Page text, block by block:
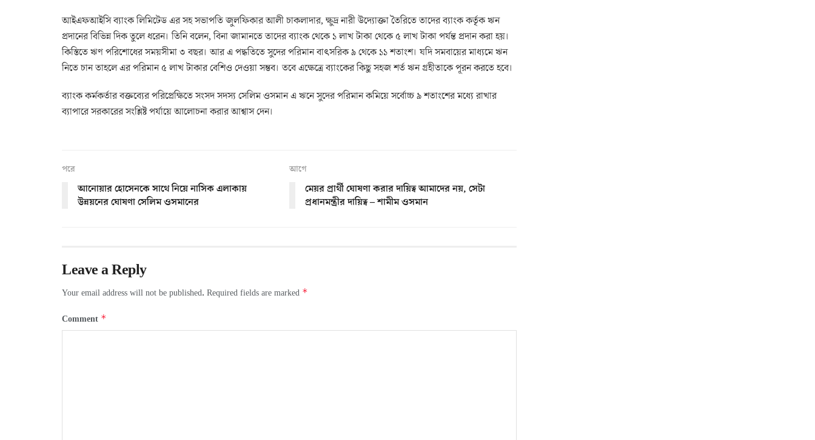
আইএফআইসি ব্যাংক লিমিটেড এর সহ সভাপতি জুলফিকার আলী চাকলাদার, ক্ষুদ্র নারী উদ্যোক্তা তৈরিতে তাদের ব্যাংক কর্তৃক ঋন
প্রদানের বিভিন্ন দিক তুলে ধরেন। তিনি বলেন, বিনা জামানতে তাদের ব্যাংক থেকে ১ লাখ টাকা থেকে ৫ লাখ টাকা পর্যন্ত প্রদান করা হয়।
কিস্তিতে ঋণ পরিশোধের সময়সীমা ৩ বছর। আর এ পদ্ধতিতে সুদের পরিমান বাৎসরিক ৯ থেকে ১১ শতাংশ। যদি সমবায়ের মাধ্যমে ঋন
নিতে চান তাহলে এর পরিমান ৫ লাখ টাকার বেশিও দেওয়া সম্ভব। তবে এক্ষেত্রে ব্যাংকের কিছু সহজ শর্ত ঋন গ্রহীতাকে পূরন করতে হবে।
ব্যাংক কর্মকর্তার বক্তব্যের পরিপ্রেক্ষিতে সংসদ সদস্য সেলিম ওসমান এ ঋনে সুদের পরিমান কমিয়ে সর্বোচ্চ ৯ শতাংশের মধ্যে রাখার
ব্যাপারে সরকারের সংশ্লিষ্ট পর্যায়ে আলোচনা করার আশ্বাস দেন।
পরে
আনোয়ার হোসেনকে সাথে নিয়ে নাসিক এলাকায়
উন্নয়নের ঘোষণা সেলিম ওসমানের
আগে
মেয়র প্রার্থী ঘোষণা করার দায়িত্ব আমাদের নয়, সেটা
প্রধানমন্ত্রীর দায়িত্ব – শামীম ওসমান
Leave a Reply
Your email address will not be published. Required fields are marked *
Comment *